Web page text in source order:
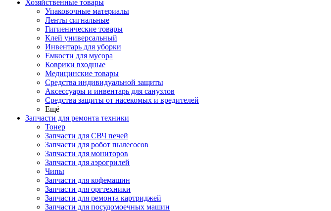
Хозяйственные товары
Упаковочные материалы
Ленты сигнальные
Гигиенические товары
Клей универсальный
Инвентарь для уборки
Емкости для мусора
Коврики входные
Медицинские товары
Средства индивидуальной защиты
Аксессуары и инвентарь для санузлов
Средства защиты от насекомых и вредителей
Ещё
Запчасти для ремонта техники
Тонер
Запчасти для СВЧ печей
Запчасти для робот пылесосов
Запчасти для мониторов
Запчасти для аэрогрилей
Чипы
Запчасти для кофемашин
Запчасти для оргтехники
Запчасти для ремонта картриджей
Запчасти для посудомоечных машин